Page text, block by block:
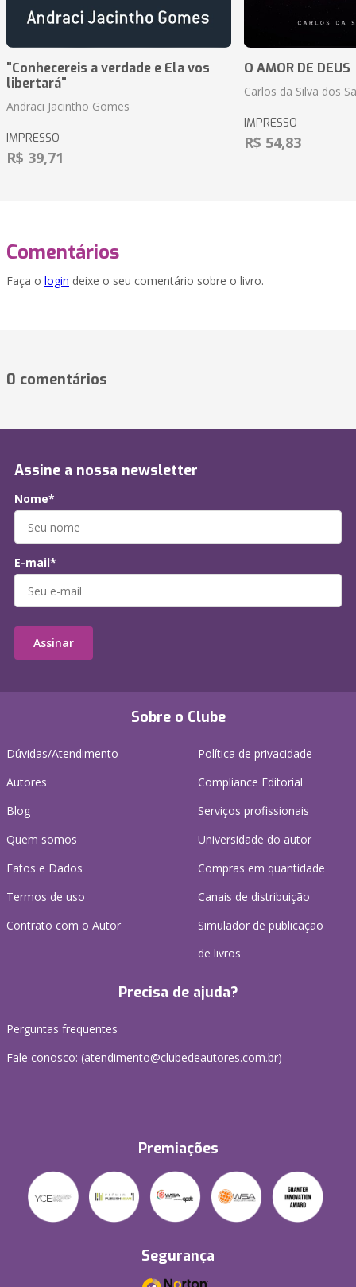
"Conhecereis a verdade e Ela vos
libertará"
Andraci Jacintho Gomes
IMPRESSO
R$ 39,71
O AMOR DE DEUS
Carlos da Silva dos
IMPRESSO
R$ 54,83
Comentários
Faça o login deixe o seu comentário sobre o livro.
0 comentários
Sobre o Clube
Dúvidas/Atendimento
Autores
Blog
Quem somos
Fatos e Dados
Termos de uso
Contrato com o Autor
Política de privacidade
Compliance Editorial
Serviços profissionais
Universidade do autor
Compras em quantidade
Canais de distribuição
Simulador de publicação
de livros
Precisa de ajuda?
Perguntas frequentes
Fale conosco: (atendimento@clubedeautores.com.br)
Premiações
Segurança
Assine a nossa newsletter
Nome*
E-mail*
Assinar